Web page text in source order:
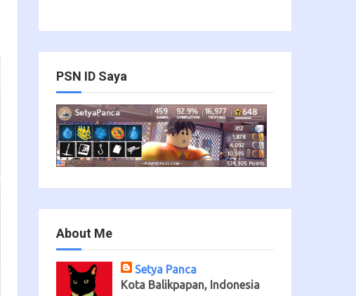
PSN ID Saya
About Me
Setya Panca
Kota Balikpapan, Indonesia